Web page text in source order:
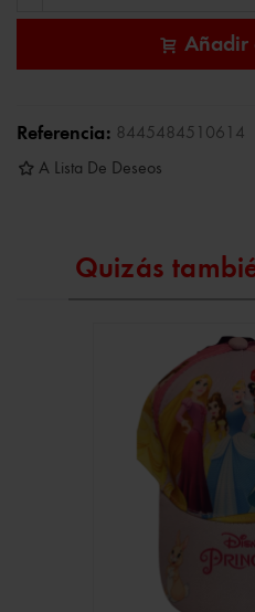
Añadir
Referencia: 8445484510614
A Lista De Deseos
Quizás